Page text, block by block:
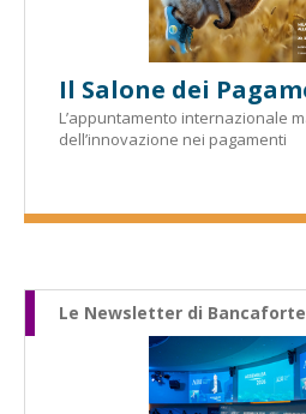
Il Salone dei
L’appuntamento internazionale
dell’innovazione nei pagamenti
Le Newsletter di Bancaforte